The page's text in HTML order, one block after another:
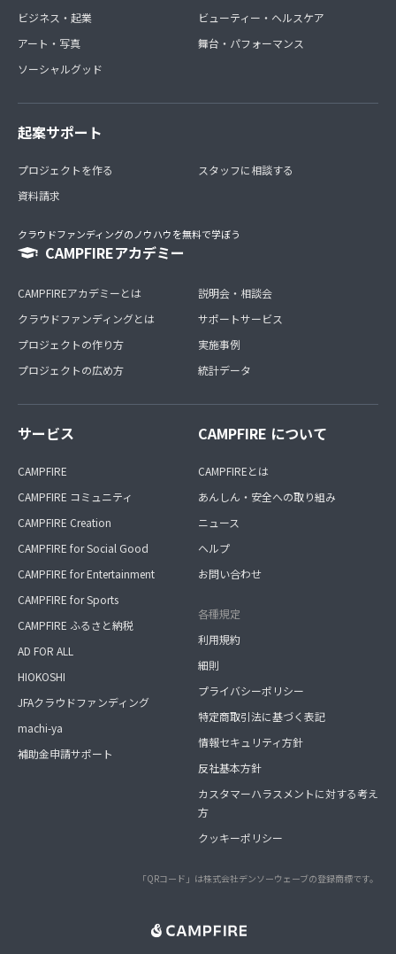
ビジネス・起業
アート・写真
ソーシャルグッド
ビューティー・ヘルスケア
舞台・パフォーマンス
起案サポート
プロジェクトを作る
資料請求
スタッフに相談する
クラウドファンディングのノウハウを無料で学ぼう
CAMPFIREアカデミー
CAMPFIREアカデミーとは
クラウドファンディングとは
プロジェクトの作り方
プロジェクトの広め方
説明会・相談会
サポートサービス
実施事例
統計データ
サービス
CAMPFIRE
CAMPFIRE コミュニティ
CAMPFIRE Creation
CAMPFIRE for Social Good
CAMPFIRE for Entertainment
CAMPFIRE for Sports
CAMPFIRE ふるさと納税
AD FOR ALL
HIOKOSHI
JFAクラウドファンディング
machi-ya
補助金申請サポート
CAMPFIRE について
CAMPFIREとは
あんしん・安全への取り組み
ニュース
ヘルプ
お問い合わせ
各種規定
利用規約
細則
プライバシーポリシー
特定商取引法に基づく表記
情報セキュリティ方針
反社基本方針
カスタマーハラスメントに対する考え
方
クッキーポリシー
「QRコード」は株式会社デンソーウェーブの登録商標です。